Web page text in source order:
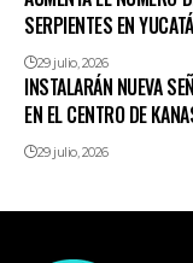
SERPIENTES EN
29 julio, 2026
INSTALARÁN NUEVA
EN EL CENTRO DE
29 julio, 2026